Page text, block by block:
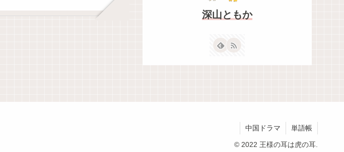
深山ともか
中国ドラマ 単語帳
© 2022 王様の耳は虎の耳.